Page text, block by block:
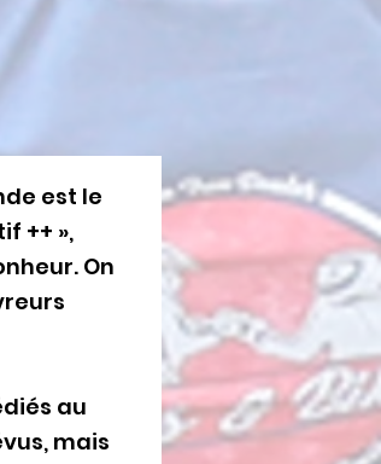
est le
++ »,
On
au
mais